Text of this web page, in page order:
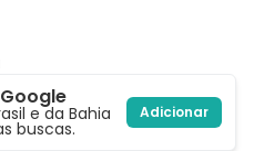
e da Bahia
buscas.
Adicionar